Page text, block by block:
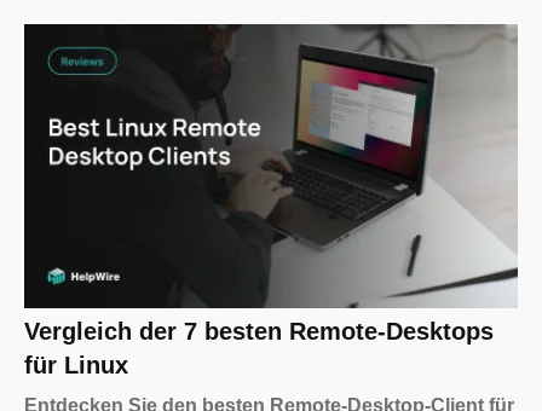
Vergleich der 7 besten Remote-Desktops
für Linux
Entdecken Sie den besten Remote-Desktop-Client für